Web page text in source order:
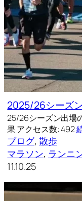
2025/26シーズ
25/26シーズン出場
果 アクセス数: 492
ブログ, 散歩
マラソン, ランニ
11.10.25